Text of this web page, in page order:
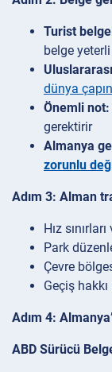
Turist
belge yeterli
dünya
Önemli not:
gerektirir
Almanya
zorunlu
Adım 3: Alman
Hız
Park
Çevre
Geçiş
Adım 4:
ABD Sürücü